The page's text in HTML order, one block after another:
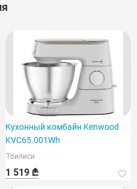
Кухонный комбайн Kenwood
KVC65.001Wh
Тбилиси
1 519 ₾